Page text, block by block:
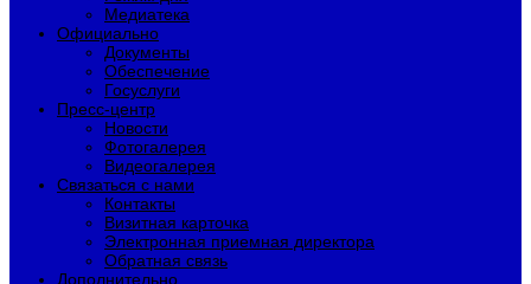
Медиатека
Официально
Документы
Обеспечение
Госуслуги
Пресс-центр
Новости
Фотогалерея
Видеогалерея
Связаться с нами
Контакты
Визитная карточка
Электронная приемная директора
Обратная связь
Дополнительно